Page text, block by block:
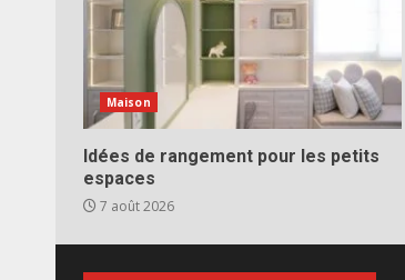
Maison
Idées de rangement pour les petits
espaces
7 août 2026